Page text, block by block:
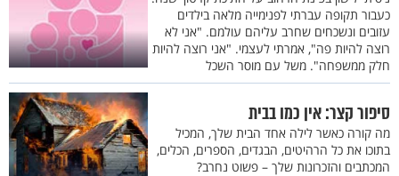
כעבור תקופה עברתי לפנימייה מלאה בילדים
עזובים ונשכחים שחרב עליהם עולמם. "אני לא
רוצה להיות פה", אמרתי לעצמי. "אני רוצה להיות
חלק ממשפחה". משל עם מוסר השכל
סיפור קצר: אין כמו בבית
מה קורה כאשר לילה אחד הבית שלך, המכיל
בתוכו את כל הרהיטים, הבגדים, הספרים, הכלים,
המכתבים והזכרונות שלך – פשוט נחרב?